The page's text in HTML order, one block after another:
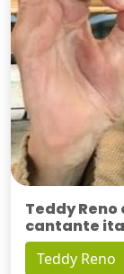
Teddy Reno
cantante
Teddy Reno